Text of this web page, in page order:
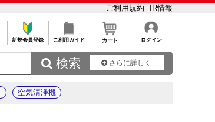
ご利用規約 IR情報
新規会員登録 ご利用ガイド カート ログイン
 検索 さらに詳しく
空気清浄機